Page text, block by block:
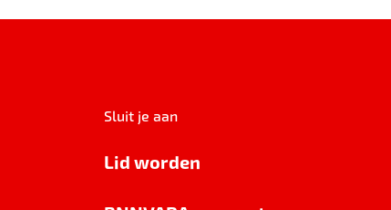
Sluit je aan
Lid worden